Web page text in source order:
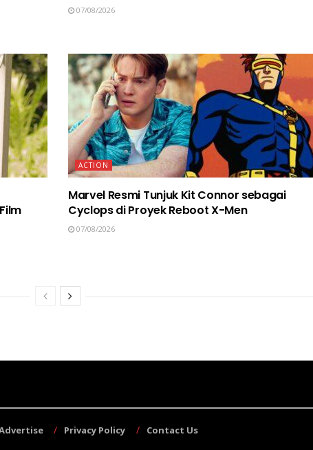
07/08/2026
ACTION
Marvel Resmi Tunjuk Kit Connor sebagai
Cyclops di Proyek Reboot X-Men
07/08/2026
Privacy Policy Contact Us